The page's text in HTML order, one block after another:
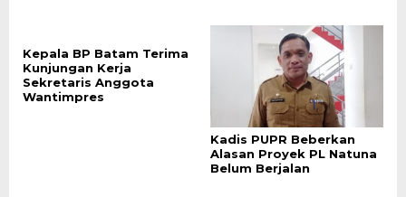
Kepala BP Batam Terima
Kunjungan Kerja
Sekretaris Anggota
Wantimpres
Kadis PUPR Beberkan
Alasan Proyek PL Natuna
Belum Berjalan